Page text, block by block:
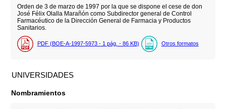
Orden de 3 de marzo de 1997 por la que se dispone el cese de don
José Félix Olalla Marañón como Subdirector general de Control
Farmacéutico de la Dirección General de Farmacia y Productos
Sanitarios.
PDF (BOE-A-1997-5973 - 1 pág. - 86 KB) Otros formatos
UNIVERSIDADES
Nombramientos